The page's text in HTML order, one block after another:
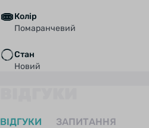
Колір
Помаранчевий
Стан
Новий
ВІДГУКИ ЗАПИТАННЯ